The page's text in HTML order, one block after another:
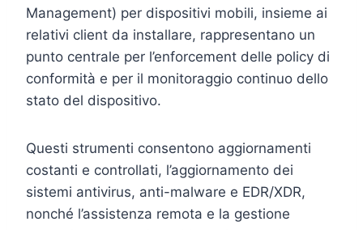
Management) per dispositivi mobili, insieme ai
relativi client da installare, rappresentano un
punto centrale per l’enforcement delle policy di
conformità e per il monitoraggio continuo dello
stato del dispositivo.
Questi strumenti consentono aggiornamenti
costanti e controllati, l’aggiornamento dei
sistemi antivirus, anti-malware e EDR/XDR,
nonché l’assistenza remota e la gestione